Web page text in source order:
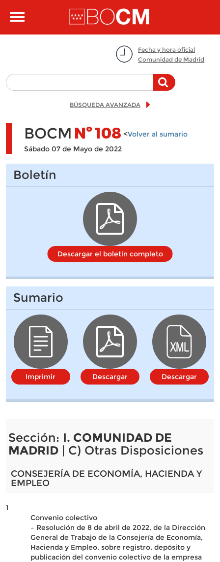
Toggle
Fecha y hora oficial
Comunidad de Madrid
BÚSQUEDA AVANZADA
BOCM Nº108 <Volver al sumario
Sábado 07 de Mayo de 2022
Boletín
Descargar el boletín completo
Sumario
Imprimir Descargar Descargar
Sección: I. COMUNIDAD DE
MADRID| C) Otras Disposiciones
CONSEJERÍA DE ECONOMÍA, HACIENDA Y
EMPLEO
1
Convenio colectivo
– Resolución de 8 de abril de 2022, de la Dirección
General de Trabajo de la Consejería de Economía,
Hacienda y Empleo, sobre registro, depósito y
publicación del convenio colectivo de la empresa